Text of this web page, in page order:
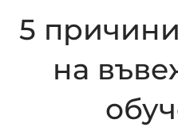
5
на